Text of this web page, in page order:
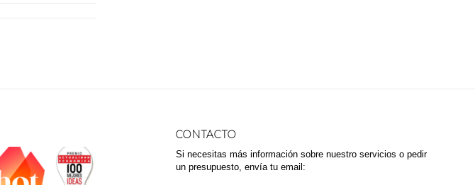
CONTACTO
Si necesitas más información sobre nuestro servicios o pedir
un presupuesto, envía tu email: